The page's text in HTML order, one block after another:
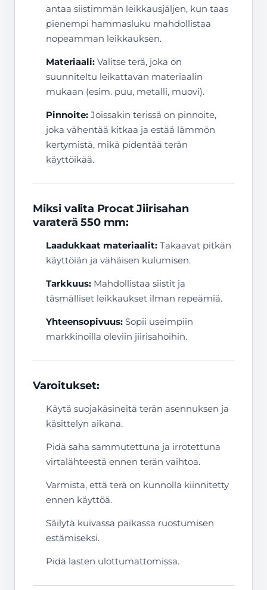
antaa siistimmän leikkausjäljen, kun taas
pienempi hammasluku mahdollistaa
nopeamman leikkauksen.
Materiaali: Valitse terä, joka on
suunniteltu leikattavan materiaalin
mukaan (esim. puu, metalli, muovi).
Pinnoite: Joissakin terissä on pinnoite,
joka vähentää kitkaa ja estää lämmön
kertymistä, mikä pidentää terän
käyttöikää.
Miksi valita Procat Jiirisahan
varaterä 550 mm:
Laadukkaat materiaalit: Takaavat pitkän
käyttöiän ja vähäisen kulumisen.
Tarkkuus: Mahdollistaa siistit ja
täsmälliset leikkaukset ilman repeämiä.
Yhteensopivuus: Sopii useimpiin
markkinoilla oleviin jiirisahoihin.
Varoitukset:
Käytä suojakäsineitä terän asennuksen ja
käsittelyn aikana.
Pidä saha sammutettuna ja irrotettuna
virtalähteestä ennen terän vaihtoa.
Varmista, että terä on kunnolla kiinnitetty
ennen käyttöä.
Säilytä kuivassa paikassa ruostumisen
estämiseksi.
Pidä lasten ulottumattomissa.